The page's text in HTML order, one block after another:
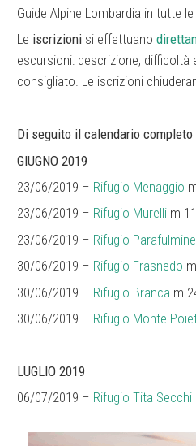
Guide Alpine Lombardia in tutte
Le iscrizioni si effettuano
escursioni: descrizione,
consigliato. Le iscrizioni
Di seguito il calendario
GIUGNO 2019
23/06/2019 – Rifugio Menaggio
23/06/2019 – Rifugio Murelli m
23/06/2019 – Rifugio Parafulmine
30/06/2019 – Rifugio Frasnedo
30/06/2019 – Rifugio Branca m
30/06/2019 – Rifugio Monte
LUGLIO 2019
06/07/2019 – Rifugio Tita Secchi